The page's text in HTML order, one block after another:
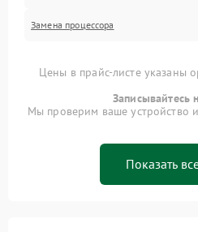
Замена процессора
Цены в прайс-листе указаны
Записывайтесь
Мы проверим ваше устройство
Показать